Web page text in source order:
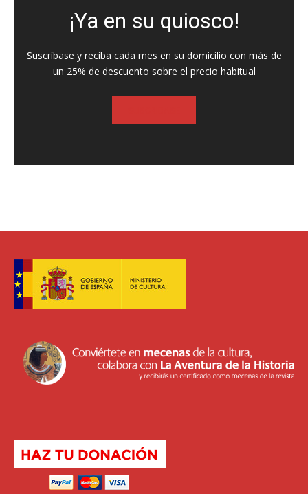
¡Ya en su quiosco!
Suscríbase y reciba cada mes en su domicilio con más de
un 25% de descuento sobre el precio habitual